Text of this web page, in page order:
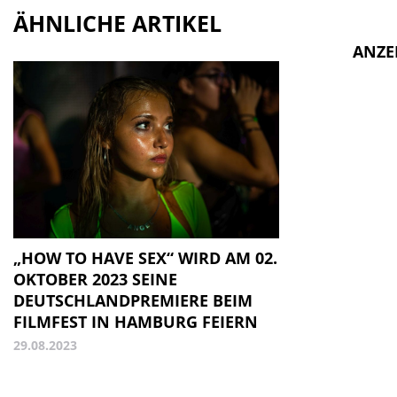
ÄHNLICHE ARTIKEL
„HOW TO HAVE SEX“ WIRD AM 02.
OKTOBER 2023 SEINE
DEUTSCHLANDPREMIERE BEIM
FILMFEST IN HAMBURG FEIERN
29.08.2023